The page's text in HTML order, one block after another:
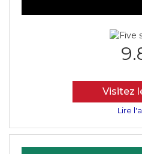
Visitez
Lire